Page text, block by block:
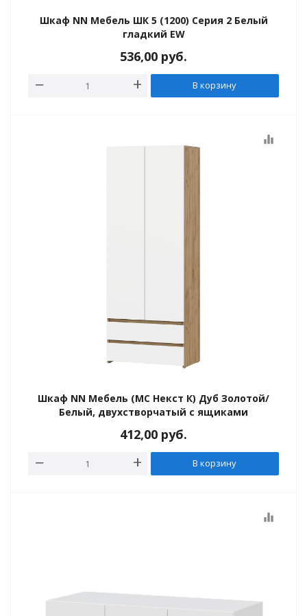
Шкаф NN Мебель ШК 5 (1200) Серия 2 Белый
гладкий EW
536,00 руб.
В корзину
equalizer
Шкаф NN Мебель (МС Некст К) Дуб Золотой/
Белый, двухстворчатый с ящиками
412,00 руб.
В корзину
equalizer